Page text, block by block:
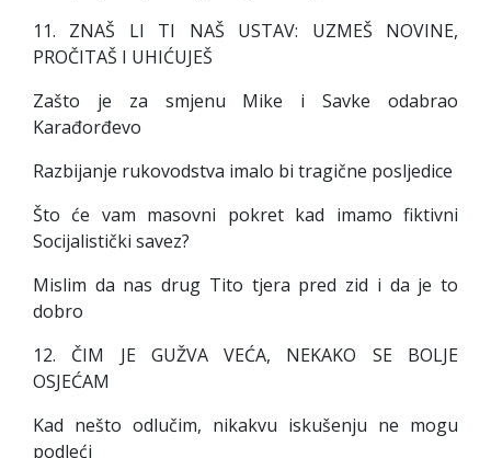
11. ZNAŠ LI TI NAŠ USTAV: UZMEŠ NOVINE,
PROČITAŠ I UHIĆUJEŠ
Zašto je za smjenu Mike i Savke odabrao
Karađorđevo
Razbijanje rukovodstva imalo bi tragične posljedice
Što će vam masovni pokret kad imamo fiktivni
Socijalistički savez?
Mislim da nas drug Tito tjera pred zid i da je to
dobro
12. ČIM JE GUŽVA VEĆA, NEKAKO SE BOLJE
OSJEĆAM
Kad nešto odlučim, nikakvu iskušenju ne mogu
podleći